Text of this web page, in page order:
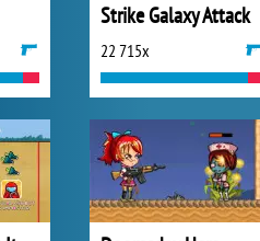
Strike Galaxy Attack
22 715x